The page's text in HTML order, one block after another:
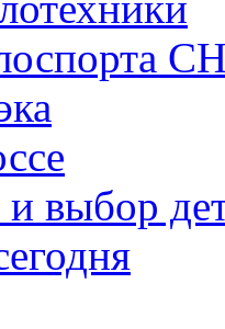
выбор